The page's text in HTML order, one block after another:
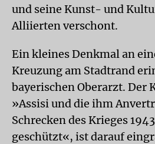
und seine Kunst- und
Alliierten verschont.
Ein kleines Denkmal an
Kreuzung am Stadtrand
bayerischen Oberarzt. Der
»Assisi und die ihm
Schrecken des Krieges
geschützt«, ist darauf